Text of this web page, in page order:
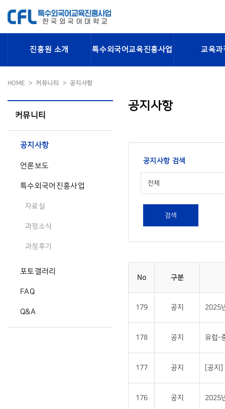
진흥원 소개 특수외국어교육진흥사업 교육과
HOME 커뮤니티 공지사항
커뮤니티
공지사항
언론보도
특수외국어진흥사업
자료실
과정소식
과정후기
포토갤러리
FAQ
Q&A
공지사항
공지사항 검색
전체
검색
No 구분
179 공지 2025
178 공지 유럽-
177 공지 [공지]
176 공지 2025